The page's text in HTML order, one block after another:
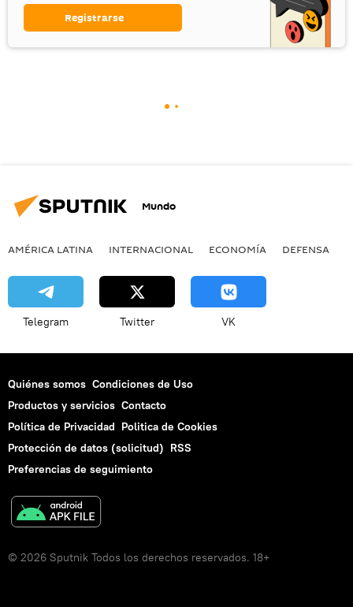
Registrarse
Mundo
AMÉRICA LATINA INTERNACIONAL ECONOMÍA DEFENSA
Telegram Twitter VK
Quiénes somos Condiciones de Uso
Productos y servicios Contacto
Política de Privacidad Politica de Cookies
Protección de datos (solicitud) RSS
Preferencias de seguimiento
© 2026 Sputnik Todos los derechos reservados. 18+